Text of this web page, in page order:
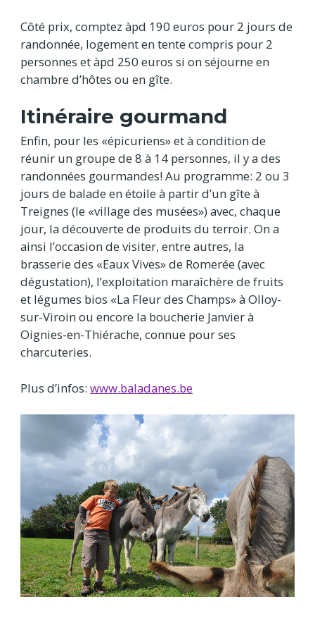
Côté prix, comptez àpd 190 euros pour 2 jours de
randonnée, logement en tente compris pour 2
personnes et àpd 250 euros si on séjourne en
chambre d’hôtes ou en gîte.
Itinéraire gourmand
Enfin, pour les «épicuriens» et à condition de
réunir un groupe de 8 à 14 personnes, il y a des
randonnées gourmandes! Au programme: 2 ou 3
jours de balade en étoile à partir d’un gîte à
Treignes (le «village des musées») avec, chaque
jour, la découverte de produits du terroir. On a
ainsi l’occasion de visiter, entre autres, la
brasserie des «Eaux Vives» de Romerée (avec
dégustation), l’exploitation maraîchère de fruits
et légumes bios «La Fleur des Champs» à Olloy-
sur-Viroin ou encore la boucherie Janvier à
Oignies-en-Thiérache, connue pour ses
charcuteries.
Plus d’infos: www.baladanes.be